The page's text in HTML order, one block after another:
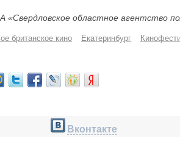
«Свердловское областное агентство
британское кино Екатеринбург
Вконтакте